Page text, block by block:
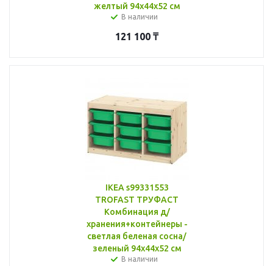
желтый 94x44x52 см
В наличии
121 100 ₸
IKEA s99331553
TROFAST ТРУФАСТ
Комбинация д/
хранения+контейнеры -
светлая беленая сосна/
зеленый 94x44x52 см
В наличии